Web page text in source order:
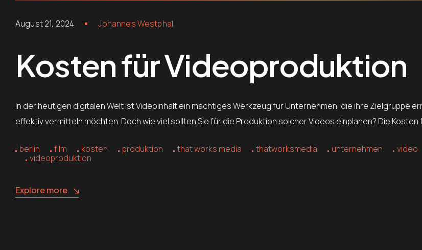
August 21, 2024 Johannes Westphal
Kosten für Videoproduktion
In der heutigen digitalen Welt ist Videoinhalt ein mächtiges Werkzeug für Unternehmen, die ihre Zielgruppe
effektiv vermitteln möchten. Doch wie viel sollten Sie für die Produktion solcher Videos einplanen? Die
berlin film kosten produktion that works media thatworksmedia unternehmen video
videoproduktion
Explore more